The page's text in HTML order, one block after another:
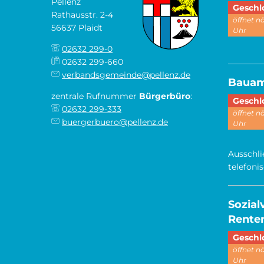
Rathausstr. 2-4
56637 Plaidt
02632 299-0
02632 299-660
verbandsgemeinde@pellenz.de
zentrale Rufnummer Bürgerbüro:
02632 299-333
buergerbuero@pellenz.de
öffnet
Uhr
öffnet
Uhr
öffnet
Uhr